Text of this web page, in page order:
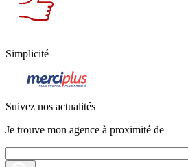
Simplicité
Suivez nos actualités
Je trouve mon agence à proximité de